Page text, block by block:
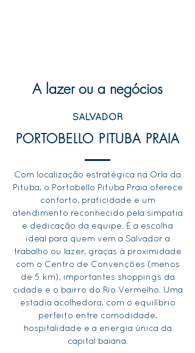
A lazer ou a negócios
SALVADOR
PORTOBELLO PITUBA PRAIA
Com localização estratégica na Orla da
Pituba, o Portobello Pituba Praia oferece
conforto, praticidade e um
atendimento reconhecido pela simpatia
e dedicação da equipe. É a escolha
ideal para quem vem a Salvador a
trabalho ou lazer, graças à proximidade
com o Centro de Convenções (menos
de 5 km), importantes shoppings da
cidade e o bairro do Rio Vermelho. Uma
estadia acolhedora, com o equilíbrio
perfeito entre comodidade,
hospitalidade e a energia única da
capital baiana.